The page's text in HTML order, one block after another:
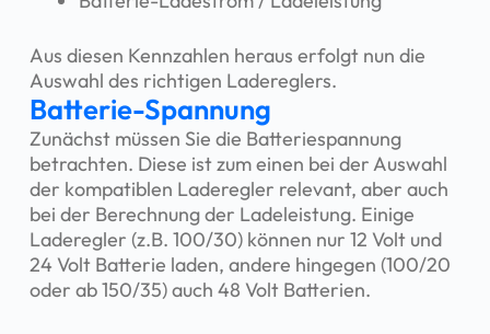
Aus diesen Kennzahlen heraus erfolgt nun die
Auswahl des richtigen Ladereglers.
Batterie-Spannung
Zunächst müssen Sie die Batteriespannung
betrachten. Diese ist zum einen bei der Auswahl
der kompatiblen Laderegler relevant, aber auch
bei der Berechnung der Ladeleistung. Einige
Laderegler (z.B. 100/30) können nur 12 Volt und
24 Volt Batterie laden, andere hingegen (100/20
oder ab 150/35) auch 48 Volt Batterien.